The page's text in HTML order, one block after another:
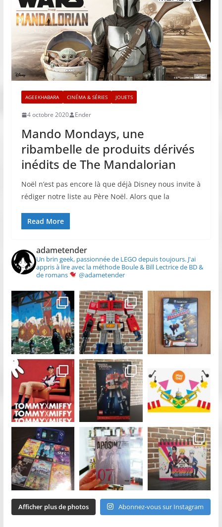
AGEEKHABARA CINÉMA & SÉRIES JOUETS
4 octobre 2020 Ender
Mando Mondays, une
ribambelle de produits dérivés
inédits de The Mandalorian
Noël n’est pas encore là que déjà Disney nous invite à
rédiger notre liste au Père Noël. Alors que la
Read More
adametender
Un brin geek, passionnée de LEGO depuis toujours.J'ai
appris à lire avec la méthode Boule & Bill Lectrice de BD &
de romans
@adametender
Afficher plus de photos Abonnez-vous sur Instagram